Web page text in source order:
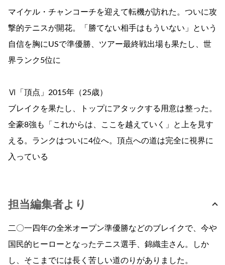
マイケル・チャンコーチを迎えて転機が訪れた。ついに攻
撃的テニスが開花。「勝てない相手はもういない」という
自信を胸にUSで準優勝、ツアー最終戦出場も果たし、世
界ランク5位に
Ⅵ「頂点」2015年（25歳）
ブレイクを果たし、トップにアタックする用意は整った。
全豪8強も「これからは、ここを越えていく」と上を見す
える。ランクはついに4位へ。頂点への道は完全に視界に
入っている
担当編集者より
二〇一四年の全米オープン準優勝などのブレイクで、今や
国民的ヒーローとなったテニス選手、錦織圭さん。しか
し、そこまでには長く苦しい道のりがありました。